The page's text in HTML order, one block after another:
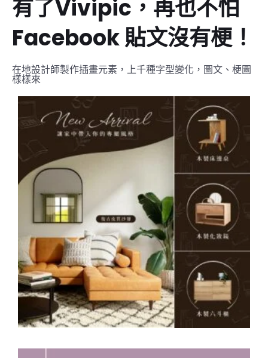
有了Vivipic，再也不怕
Facebook 貼文沒有梗！
在地設計師製作插畫元素，上千種字型變化，圖文、梗圖
樣樣來